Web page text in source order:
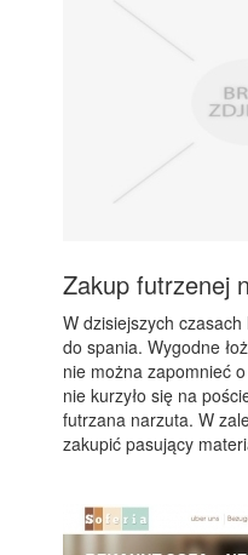
Zakup futrzenej
W dzisiejszych
do spania. Wygodne
nie można zapomnieć
nie kurzyło się na
futrzana narzuta. W
zakupić pasujący